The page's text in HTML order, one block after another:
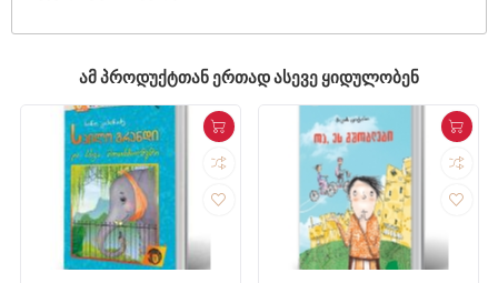
ᲐᲛ ᲞᲠᲝᲓᲣᲥᲢᲗᲐᲜ ᲔᲠᲗᲐᲓ ᲐᲡᲔᲕᲔ ᲧᲘᲓᲣᲚᲝᲑᲔᲜ